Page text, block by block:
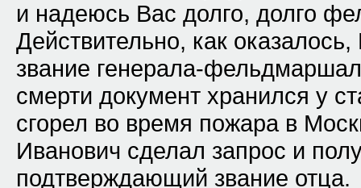
и надеюсь Вас долго, долго
Действительно, как
звание генерала-
смерти документ хранился у
сгорел во время пожара в
Иванович сделал запрос и
подтверждающий звание отца.